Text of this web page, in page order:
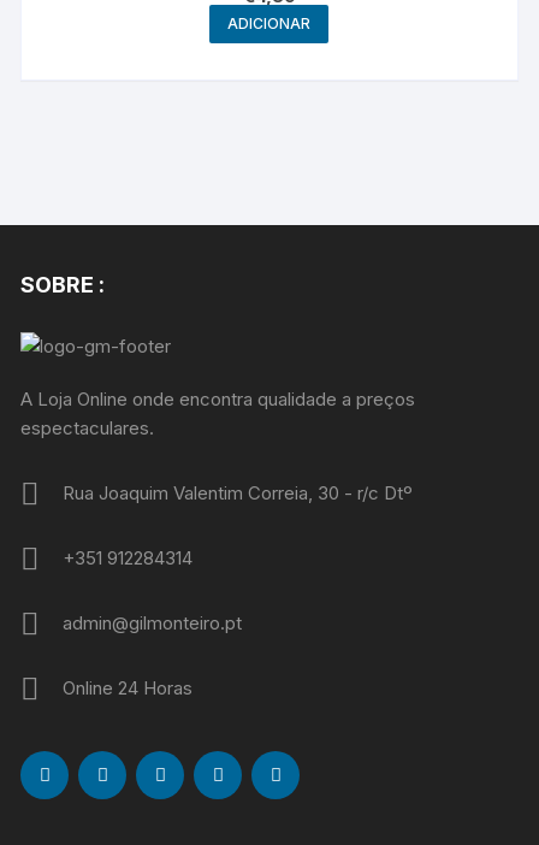
ADICIONAR
SOBRE :
A Loja Online onde encontra qualidade a preços
espectaculares.
Rua Joaquim Valentim Correia, 30 - r/c Dtº
+351 912284314
admin@gilmonteiro.pt
Online 24 Horas